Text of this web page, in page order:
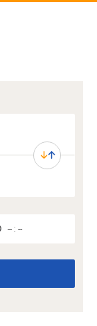
-- : --